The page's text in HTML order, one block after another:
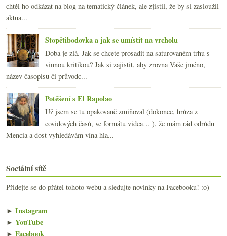
chtěl ho odkázat na blog na tematický článek, ale zjistil, že by si zasloužil
aktua...
Stopětibodovka a jak se umístit na vrcholu
Doba je zlá. Jak se chcete prosadit na saturovaném trhu s
vinnou kritikou? Jak si zajistit, aby zrovna Vaše jméno,
název časopisu či průvodc...
Potěšení s El Rapolao
Už jsem se tu opakovaně zmiňoval (dokonce, hrůza z
covidových časů, ve formátu videa… ), že mám rád odrůdu
Mencía a dost vyhledávám vína hla...
Sociální sítě
Přidejte se do přátel tohoto webu a sledujte novinky na Facebooku! :o)
► Instagram
► YouTube
► Facebook